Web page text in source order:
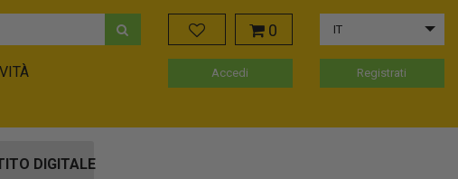
0 IT
Accedi Registrati
DIGITALE